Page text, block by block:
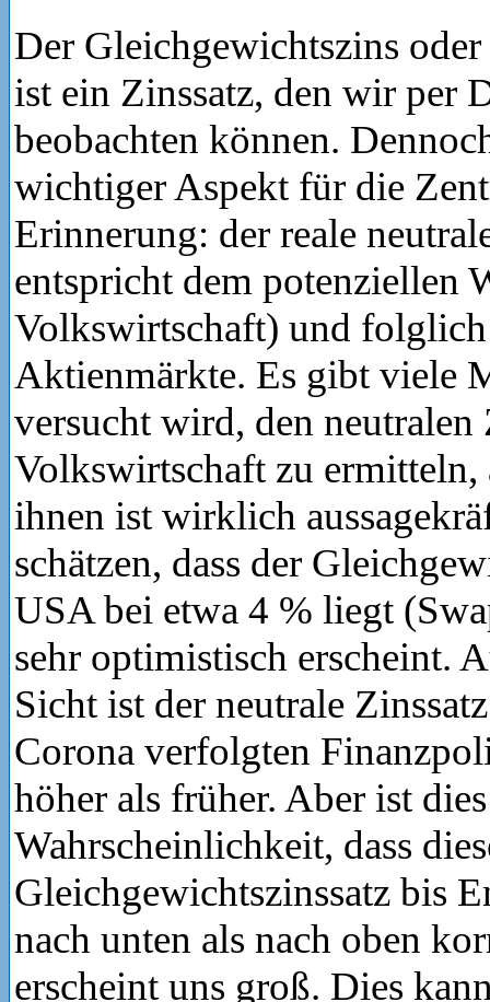
Der Gleichgewichtszins
ist ein Zinssatz, den wir per
beobachten können.
wichtiger Aspekt für die
Erinnerung: der reale
entspricht dem potenziellen
Volkswirtschaft) und
Aktienmärkte. Es gibt viele
versucht wird, den neutralen
Volkswirtschaft zu ermitteln,
ihnen ist wirklich
schätzen, dass der
USA bei etwa 4 % liegt
sehr optimistisch erscheint.
Sicht ist der neutrale
Corona verfolgten
höher als früher. Aber ist
Wahrscheinlichkeit, dass
Gleichgewichtszinssatz bis
nach unten als nach oben
erscheint uns groß. Dies